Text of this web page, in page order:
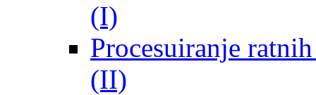
(I)
Procesuiranje
(II)